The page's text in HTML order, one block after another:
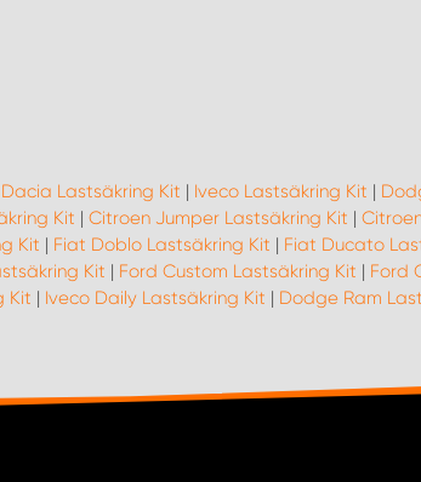
Dacia Lastsäkring Kit | Iveco Lastsäkring Kit |
Kit | Citroen Jumper Lastsäkring Kit |
Kit | Fiat Doblo Lastsäkring Kit | Fiat Ducato
Kit | Ford Custom Lastsäkring Kit | Ford
Kit | Iveco Daily Lastsäkring Kit | Dodge Ram